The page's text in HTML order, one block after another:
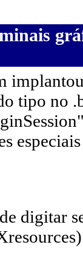
tipo no
digitar